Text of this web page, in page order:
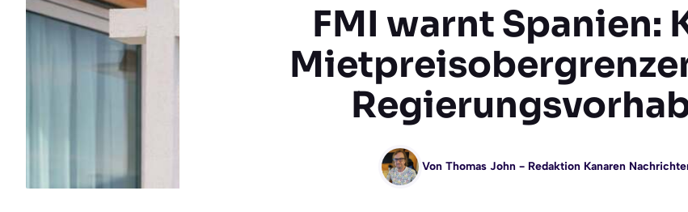
FMI warnt Spanien:
Von Thomas John- Redaktion Kanaren